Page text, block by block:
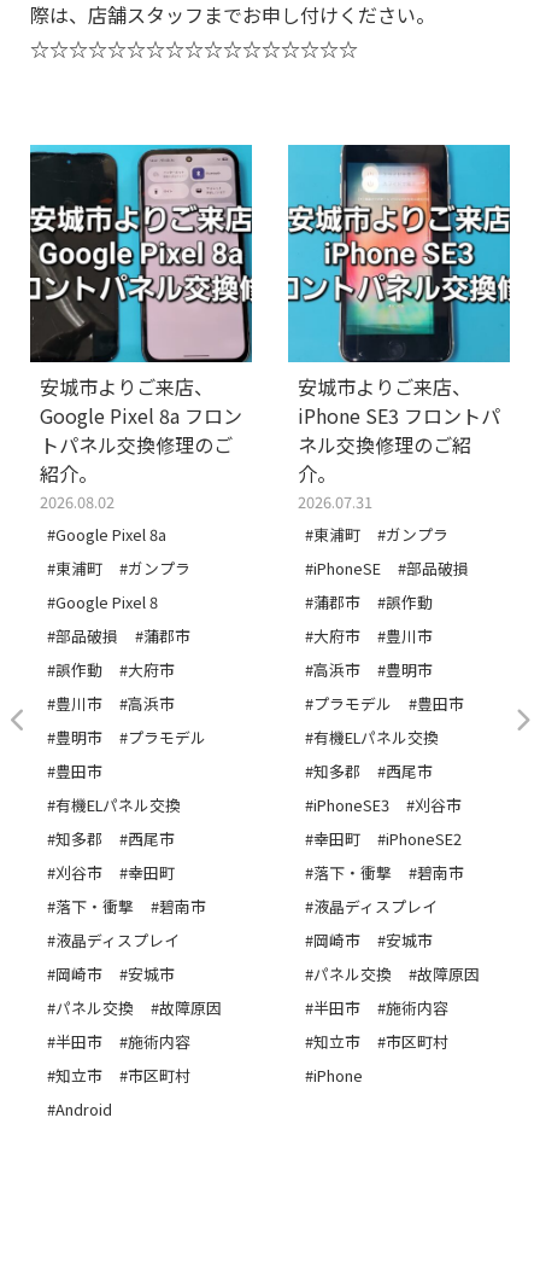
際は、店舗スタッフまでお申し付けください。
☆☆☆☆☆☆☆☆☆☆☆☆☆☆☆☆☆
安城市よりご来店、
Google Pixel 8a フロン
トパネル交換修理のご
紹介。
2026.08.02
#Google Pixel 8a
#東浦町
#ガンプラ
#Google Pixel 8
#部品破損
#蒲郡市
#誤作動
#大府市
#豊川市
#高浜市
#豊明市
#プラモデル
#豊田市
#有機ELパネル交換
#知多郡
#西尾市
#刈谷市
#幸田町
#落下・衝撃
#碧南市
#液晶ディスプレイ
#岡崎市
#安城市
#パネル交換
#故障原因
#半田市
#施術内容
#知立市
#市区町村
#Android
安城市よりご来店、
iPhone SE3 フロントパ
ネル交換修理のご紹
介。
2026.07.31
#東浦町
#ガンプラ
#iPhoneSE
#部品破損
#蒲郡市
#誤作動
#大府市
#豊川市
#高浜市
#豊明市
#プラモデル
#豊田市
#有機ELパネル交換
#知多郡
#西尾市
#iPhoneSE3
#刈谷市
#幸田町
#iPhoneSE2
#落下・衝撃
#碧南市
#液晶ディスプレイ
#岡崎市
#安城市
#パネル交換
#故障原因
#半田市
#施術内容
#知立市
#市区町村
#iPhone